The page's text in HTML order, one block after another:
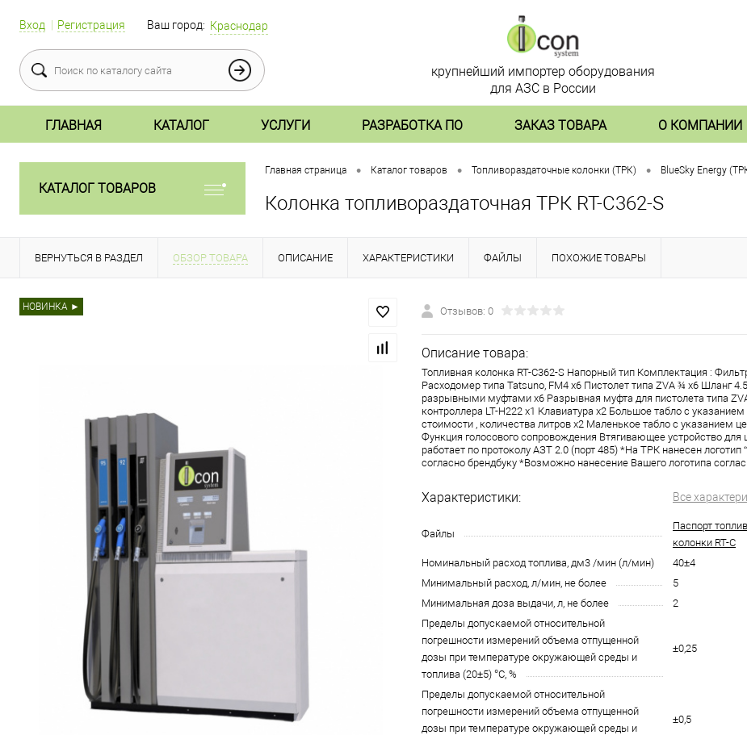
Вход Регистрация Ваш город: Краснодар
крупнейший импортер оборудования
для АЗС в России
ГЛАВНАЯ КАТАЛОГ УСЛУГИ РАЗРАБОТКА ПО ЗАКАЗ ТОВАРА О КОМПАНИИ
КАТАЛОГ ТОВАРОВ
Главная страница • Каталог товаров • Топливораздаточные колонки (ТРК) • BlueSky Energy
Колонка топливораздаточная ТРК RT-C362-S
ВЕРНУТЬСЯ В РАЗДЕЛ ОБЗОР ТОВАРА ОПИСАНИЕ ХАРАКТЕРИСТИКИ ФАЙЛЫ ПОХОЖИЕ ТОВАРЫ
НОВИНКА ► Отзывов: 0
Описание товара:
Топливная колонка RT-C362-S Напорный тип Комплектация :
Расходомер типа Tatsuno, FM4 x6 Пистолет типа ZVA ¾ x6 Шланг
разрывными муфтами x6 Разрывная муфта для пистолета типа
контроллера LT-H222 x1 Клавиатура x2 Большое табло с
стоимости , количества литров x2 Маленькое табло с указанием
Функция голосового сопровождения Втягивающее устройство для
работает по протоколу АЗТ 2.0 (порт 485) *На ТРК нанесен логотип
согласно брендбуку *Возможно нанесение Вашего логотипа
Характеристики: Все
Файлы
Паспорт
колонки RT-C
Номинальный расход топлива, дм3 /мин (л/мин)
40±4
Минимальный расход, л/мин, не более
5
Минимальная доза выдачи, л, не более
2
Пределы допускаемой относительной
погрешности измерений объема отпущенной
дозы при температуре окружающей среды и
топлива (20±5) °С, %
±0,25
Пределы допускаемой относительной
погрешности измерений объема отпущенной
дозы при температуре окружающей среды и
±0,5